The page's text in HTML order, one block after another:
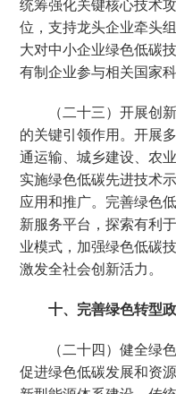
统筹强化关键核心技术
位，支持龙头企业牵头
大对中小企业绿色低碳
有制企业参与相关国家科
（二十三）开展创
的关键引领作用。开展
通运输、城乡建设、农
实施绿色低碳先进技术
应用和推广。完善绿色
新服务平台，探索有利
业模式，加强绿色低碳
激发全社会创新活力。
十、完善绿色转型
（二十四）健全绿
促进绿色低碳发展和资